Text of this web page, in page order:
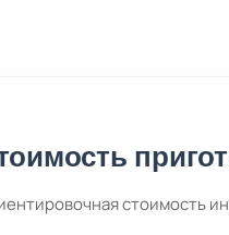
стоимость